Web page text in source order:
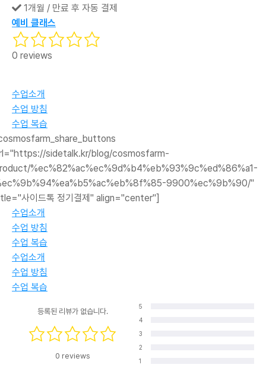
1개월 / 만료 후 자동 결제
예비 클래스
0 reviews
수업소개
수업 방침
수업 복습
sidetalk.kr/blog/cosmosfarm-
%ec%82%ac%ec%9d%b4%eb%93%9c%ed%86%a1-
9900%ec%9b%90/"
사이드톡 정기결제" align="center"]
수업소개
수업 방침
수업 복습
수업소개
수업 방침
수업 복습
등록된 리뷰가 없습니다.
0 reviews
5
4
3
2
1